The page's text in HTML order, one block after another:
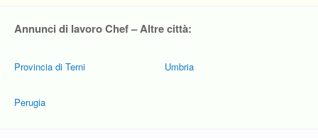
Annunci di lavoro Chef – Altre città:
Provincia di Terni
Perugia
Umbria